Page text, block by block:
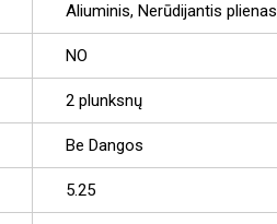
Aliuminis, Nerūdijantis
NO
2 plunksnų
Be Dangos
5.25